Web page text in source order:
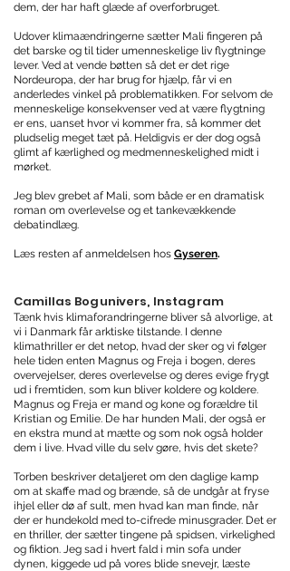
dem, der har haft glæde af overforbruget.
Udover klimaændringerne sætter Mali fingeren på
det barske og til tider umenneskelige liv flygtninge
lever. Ved at vende bøtten så det er det rige
Nordeuropa, der har brug for hjælp, får vi en
anderledes vinkel på problematikken. For selvom de
menneskelige konsekvenser ved at være flygtning
er ens, uanset hvor vi kommer fra, så kommer det
pludselig meget tæt på. Heldigvis er der dog også
glimt af kærlighed og medmenneskelighed midt i
mørket.
Jeg blev grebet af Mali, som både er en dramatisk
roman om overlevelse og et tankevækkende
debatindlæg.
Læs resten af anmeldelsen hos Gyseren.
Camillas Bogunivers, Instagram
Tænk hvis klimaforandringerne bliver så alvorlige, at
vi i Danmark får arktiske tilstande. I denne
klimathriller er det netop, hvad der sker og vi følger
hele tiden enten Magnus og Freja i bogen, deres
overvejelser, deres overlevelse og deres evige frygt
ud i fremtiden, som kun bliver koldere og koldere.
Magnus og Freja er mand og kone og forældre til
Kristian og Emilie. De har hunden Mali, der også er
en ekstra mund at mætte og som nok også holder
dem i live. Hvad ville du selv gøre, hvis det skete?
Torben beskriver detaljeret om den daglige kamp
om at skaffe mad og brænde, så de undgår at fryse
ihjel eller dø af sult, men hvad kan man finde, når
der er hundekold med to-cifrede minusgrader. Det er
en thriller, der sætter tingene på spidsen, virkelighed
og fiktion. Jeg sad i hvert fald i min sofa under
dynen, kiggede ud på vores blide snevejr, læste